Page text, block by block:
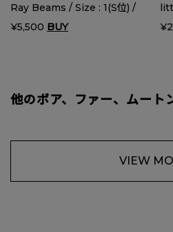
Ray Beams / Size : 1(S位) /
¥5,500 BUY
他のボア、ファー、ムート
VIEW